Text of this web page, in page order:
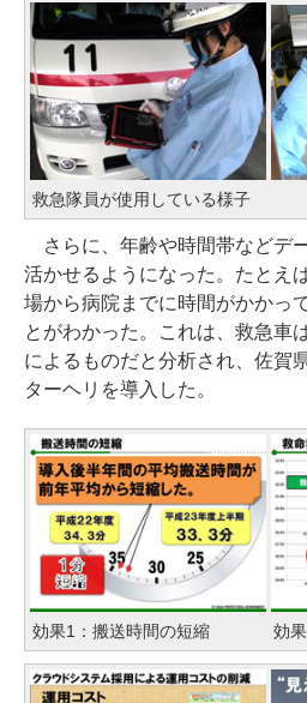
救急隊員が使用している様子
さらに、年齢や時間帯などデ
活かせるようになった。たとえ
場から病院までに時間がかかっ
とがわかった。これは、救急車
によるものだと分析され、佐賀
ターヘリを導入した。
効果1：搬送時間の短縮 効